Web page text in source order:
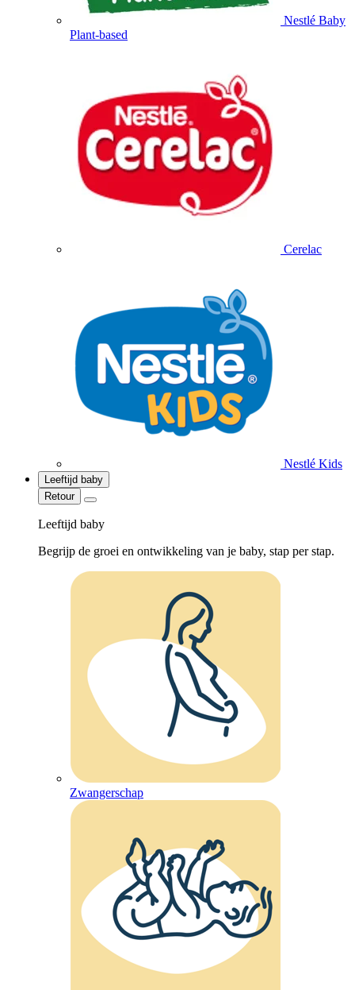
Nestlé Baby
Plant-based
Cerelac
Nestlé Kids
Leeftijd baby
Retour
Leeftijd baby
Begrijp de groei en ontwikkeling van je baby, stap per stap.
Zwangerschap